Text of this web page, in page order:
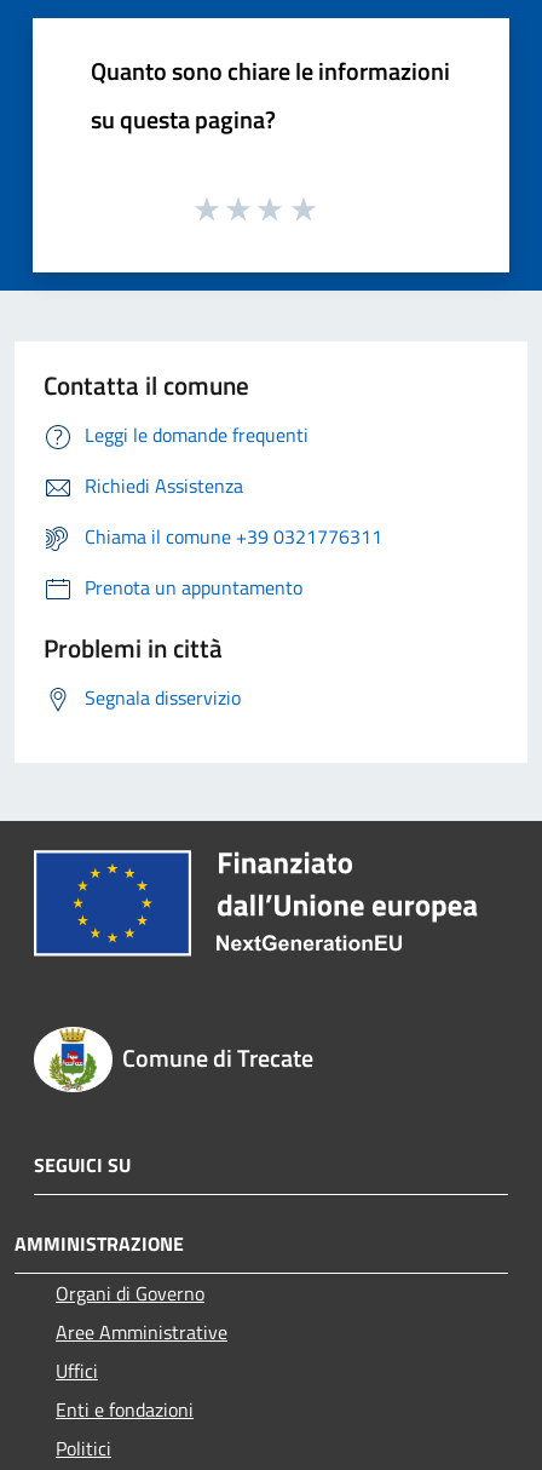
Quanto sono chiare le informazioni
su questa pagina?
Contatta il comune
Leggi le domande frequenti
Richiedi Assistenza
Chiama il comune +39 0321776311
Prenota un appuntamento
Problemi in città
Segnala disservizio
Comune di Trecate
SEGUICI SU
AMMINISTRAZIONE
Organi di Governo
Aree Amministrative
Uffici
Enti e fondazioni
Politici